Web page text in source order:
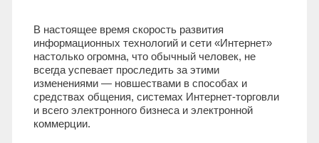
В настоящее время скорость развития
информационных технологий и сети «Интернет»
настолько огромна, что обычный человек, не
всегда успевает проследить за этими
изменениями — новшествами в способах и
средствах общения, системах Интернет-торговли
и всего электронного бизнеса и электронной
коммерции.